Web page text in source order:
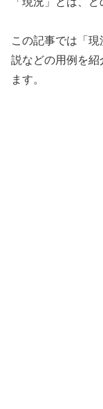
この記事では「
説などの用例を紹
ます。